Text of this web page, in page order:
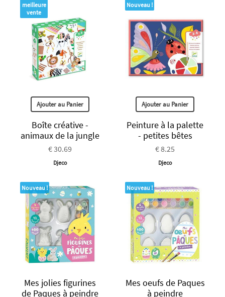
meilleure
vente
Ajouter au Panier
Boîte créative -
animaux de la jungle
€ 30.69
Djeco
Nouveau !
Ajouter au Panier
Peinture à la palette
- petites bêtes
€ 8.25
Djeco
Nouveau !
Mes jolies figurines
de Paques à peindre
Nouveau !
Mes oeufs de Paques
à peindre